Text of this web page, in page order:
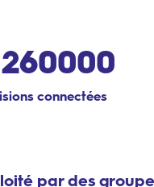
260000
connectées
par des